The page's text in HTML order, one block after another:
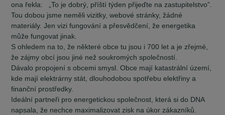
ona řekla: „To je dobrý, příští týden přijeďte na zastupitelstvo”.
Tou dobou jsme neměli vizitky, webové stránky, žádné
materiály. Jen vizi fungování a přesvědčení, že energetika
může fungovat jinak.
S ohledem na to, že některé obce tu jsou i 700 let a je zřejmé,
že zájmy obcí jsou jiné než soukromých společností.
Dávalo propojení s obcemi smysl. Obce mají katastrální území,
kde mají elektrárny stát, dlouhodobou spotřebu elektřiny a
finanční prostředky.
Ideální partneři pro energetickou společnost, která si do DNA
napsala, že nechce maximalizovat zisk na úkor zákazníků.